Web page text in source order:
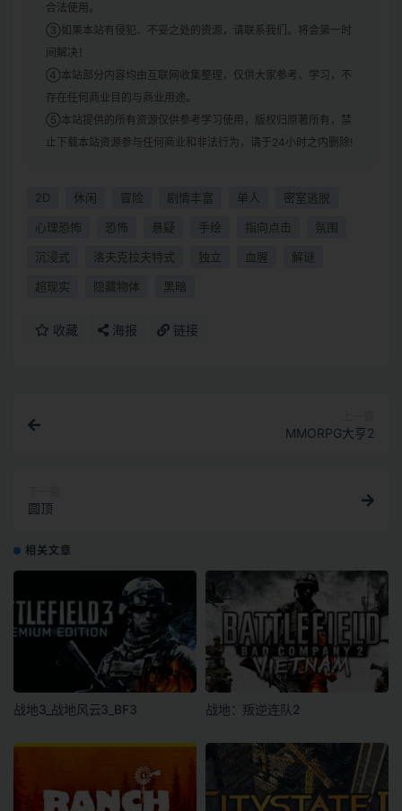
合法使用。
③如果本站有侵犯、不妥之处的资源，请联系我们。将会第一时
间解决！
④本站部分内容均由互联网收集整理，仅供大家参考、学习，不
存在任何商业目的与商业用途。
⑤本站提供的所有资源仅供参考学习使用，版权归原著所有，禁
止下载本站资源参与任何商业和非法行为，请于24小时之内删除!
2D 休闲 冒险 剧情丰富 单人 密室逃脱
心理恐怖 恐怖 悬疑 手绘 指向点击 氛围
沉浸式 洛夫克拉夫特式 独立 血腥 解谜
超现实 隐藏物体 黑暗
收藏 海报 链接
MMORPG大亨2
圆顶
相关文章
战地3_战地风云3_BF3 战地：叛逆连队2